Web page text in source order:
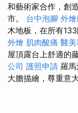
和藝術家合作，創
市。 台中泡腳 外
木地板，在所有
外燴 肌肉酸痛 醫美
屋頂露台上舒適的
公司 護照申請 羅
大膽描繪，尊重意